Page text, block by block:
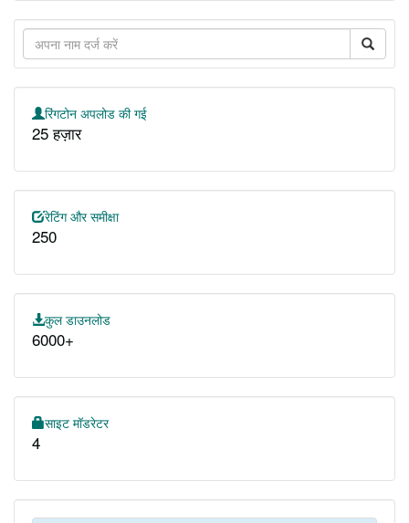
रिंगटोन अपलोड की गई
25 हज़ार
रेटिंग और समीक्षा
250
कुल डाउनलोड
6000+
साइट मॉडरेटर
4